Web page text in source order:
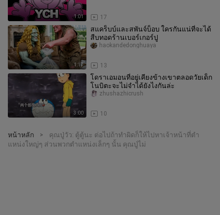
1:01 17
1:17
สแคร็บบ์และสพันจ์บ็อบ ใครกันแน่ที่จะได้
สืบทอดร้านเบอร์เกอร์ปู
13
haokandedonghuaya
3:00
โดราเอมอนที่อยู่เคียงข้างเขาตลอดวัยเด็ก
โนบิตะจะไม่จำได้ยังไงกันล่ะ
10
zhushazhicrush
หน้าหลัก >
คุณปู่วัว: ตู้ตู้นะ ต่อไปถ้าทำผิดก็ให้ไปหาเจ้าหน้าที่ตำ
แหน่งใหญ่ๆ ส่วนพวกตำแหน่งเล็กๆ นั้น คุณปู่ไม่